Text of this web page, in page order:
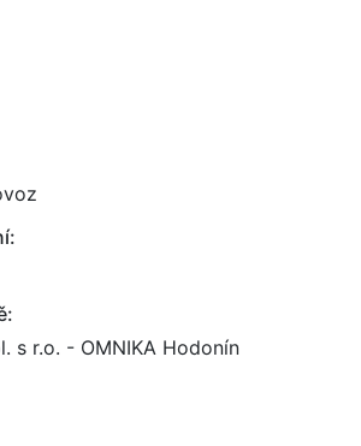
s r.o. - OMNIKA Hodonín